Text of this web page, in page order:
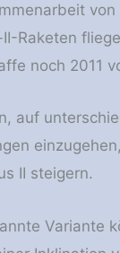
von
Raketen
noch 2011
auf
II steigern.
Variante